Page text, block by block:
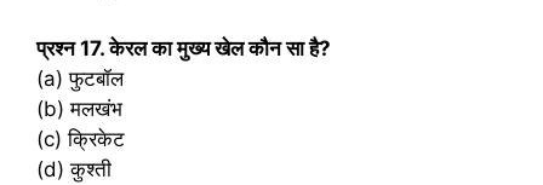
प्रश्‍न 17. केरल का मुख्य खेल कौन सा है?
(a) फुटबॉल
(b) मलखंभ
(c) क्रिकेट
(d) कुश्ती